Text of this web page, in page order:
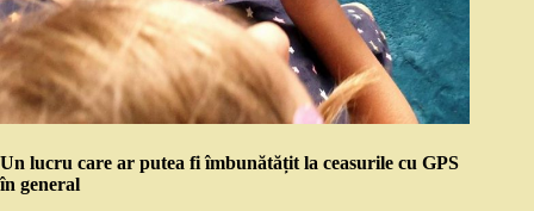
Un lucru care ar putea fi îmbunătățit la ceasurile cu GPS
în general